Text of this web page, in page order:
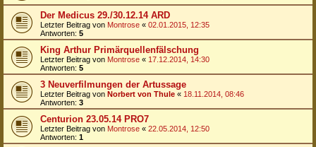
Der Medicus 29./30.12.14 ARD
Letzter Beitrag von Montrose « 02.01.2015, 12:35
Antworten: 5
King Arthur Primärquellenfälschung
Letzter Beitrag von Montrose « 17.12.2014, 14:30
Antworten: 5
3 Neuverfilmungen der Artussage
Letzter Beitrag von Norbert von Thule « 18.11.2014, 08:46
Antworten: 3
Centurion 23.05.14 PRO7
Letzter Beitrag von Montrose « 22.05.2014, 12:50
Antworten: 1